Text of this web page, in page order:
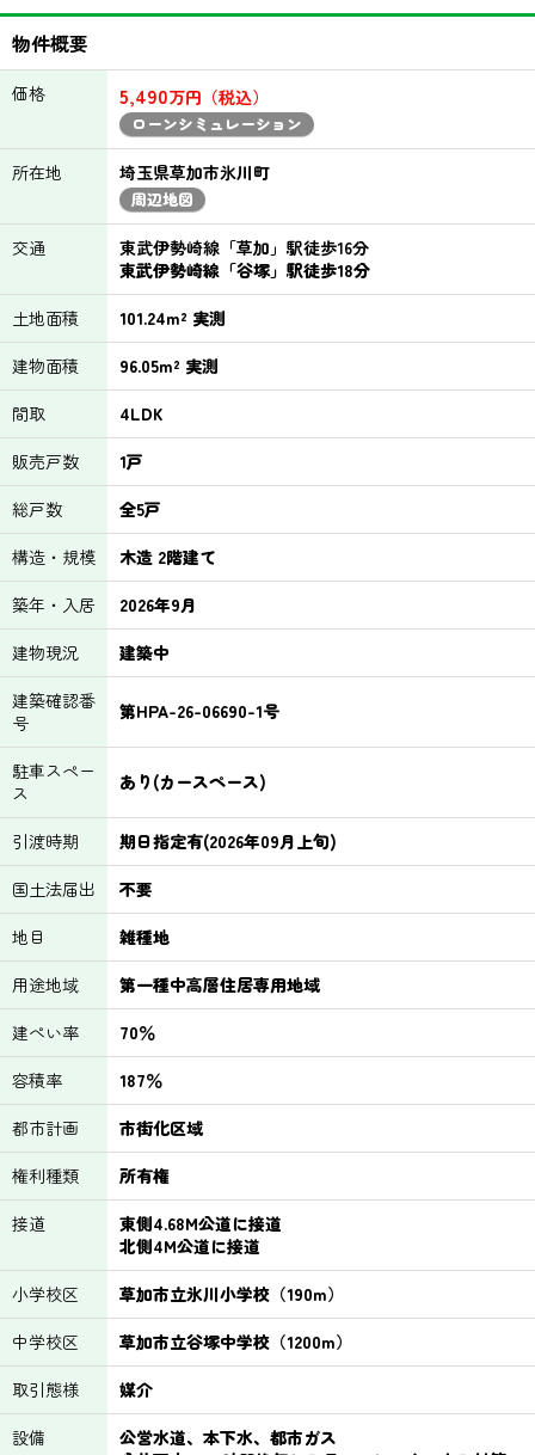
物件概要
価格 5,490万円（税込）
ローンシミュレーション
所在地 埼玉県草加市氷川町
周辺地図
交通
東武伊勢崎線「草加」駅徒歩16分
東武伊勢崎線「谷塚」駅徒歩18分
土地面積
101.24m² 実測
建物面積
96.05m² 実測
間取
4LDK
販売戸数
1戸
総戸数
全5戸
構造・規模
木造 2階建て
築年・入居
2026年9月
建物現況
建築中
建築確認番
号
第HPA-26-06690-1号
駐車スペー
ス
あり(カースペース)
引渡時期
期日指定有(2026年09月上旬)
国土法届出
不要
地目
雑種地
用途地域
第一種中高層住居専用地域
建ぺい率
70％
容積率
187％
都市計画
市街化区域
権利種類
所有権
接道
東側4.68M公道に接道
北側4M公道に接道
小学校区
草加市立氷川小学校（190m）
中学校区
草加市立谷塚中学校（1200m）
取引態様
媒介
設備
公営水道、本下水、都市ガス